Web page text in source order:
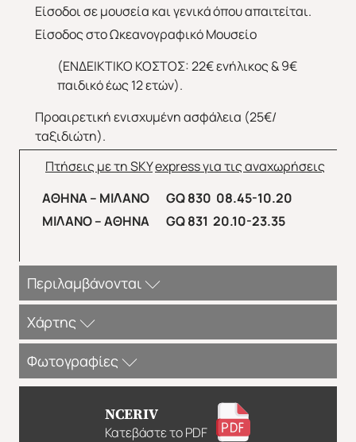
Eίσοδοι σε μουσεία και γενικά όπου απαιτείται.
Είσοδος στο Ωκεανογραφικό Μουσείο
(ΕΝΔΕΙΚΤΙΚΟ ΚΟΣΤΟΣ: 22€ ενήλικος & 9€
παιδικό έως 12 ετών).
Προαιρετική ενισχυμένη ασφάλεια (25€/
ταξιδιώτη).
Πτήσεις με τηSKYexpressγια τις αναχωρήσεις
ΑΘΗΝΑ – ΜΙΛΑΝΟ GQ830 08.45-10.20
ΜΙΛΑΝΟ – ΑΘΗΝΑ GQ831 20.10-23.35
Περιλαμβάνονται
Περιλαμβάνονται
Μιλάνο - Αθήνα με την Sky Express.
Πολυτελές κλιματιζόμενο πούλμαν του γραφείου
μας για τις μεταφορές και μετακινήσεις σύμφωνα
με το πρόγραμμα.
Χάρτης
Φωτογραφίες
NCERIV
Κατεβάστε το PDF